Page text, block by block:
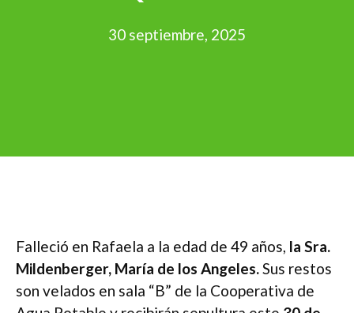
30 septiembre, 2025
Falleció en Rafaela a la edad de 49 años, la Sra.
Mildenberger, María de los Angeles.Sus restos
son velados en sala “B” de la Cooperativa de